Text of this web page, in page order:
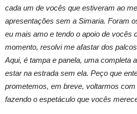
cada um de vocês que estiveram ao
apresentações sem a Simaria. Foram
eu mais amo e tendo o apoio de vocês
momento, resolvi me afastar dos
Aqui, é tampa e panela, uma completa
estar na estrada sem ela. Peço que
prometemos, em breve, voltarmos com
fazendo o espetáculo que vocês